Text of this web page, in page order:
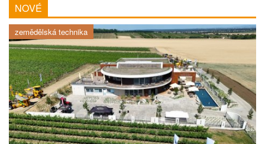
NOVÉ
zemědělská technika